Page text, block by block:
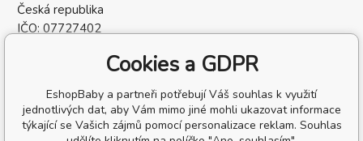
Česká republika
IČO: 07727402
Cookies a GDPR
EshopBaby a partneři potřebují Váš souhlas k využití
jednotlivých dat, aby Vám mimo jiné mohli ukazovat informace
týkající se Vašich zájmů pomocí personalizace reklam. Souhlas